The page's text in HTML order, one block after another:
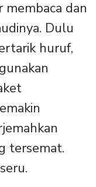
dan
Dulu
huruf,
tersemat.